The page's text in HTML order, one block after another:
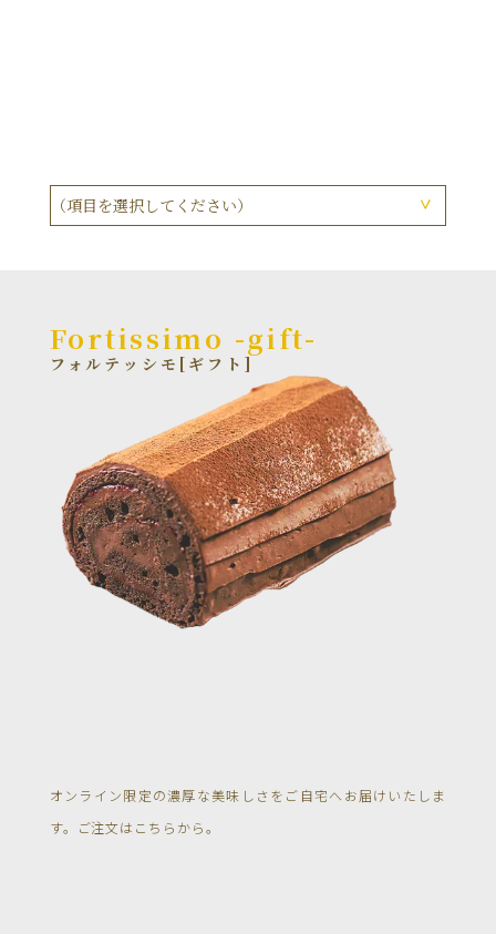
（項目を選択してください）
コンフィチュール
Fortissimo -gift-
フォルテッシモ[ギフト]
オンライン限定の濃厚な美味しさをご自宅へお届けいたしま
す。ご注文はこちらから。